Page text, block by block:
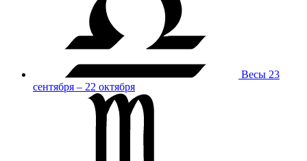
Весы 23
сентября – 22 октября